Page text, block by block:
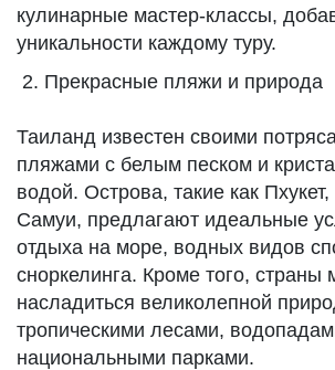
кулинарные мастер-классы,
уникальности каждому туру.
Прекрасные пляжи и природа
Таиланд известен своими
пляжами с белым песком и
водой. Острова, такие как
Самуи, предлагают идеальные
отдыха на море, водных видов
сноркелинга. Кроме того, страны
насладиться великолепной
тропическими лесами,
национальными парками.